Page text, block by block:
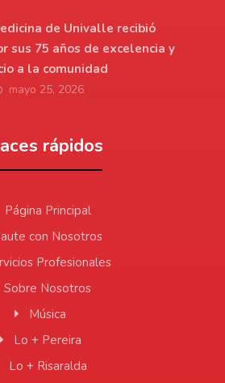
de Univalle recibió
sus 75 años de excelencia y
a la comunidad
mayo 25, 2026
rápidos
Página Principal
con Nosotros
Profesionales
Sobre Nosotros
Música
Lo + Pereira
Lo + Risaralda